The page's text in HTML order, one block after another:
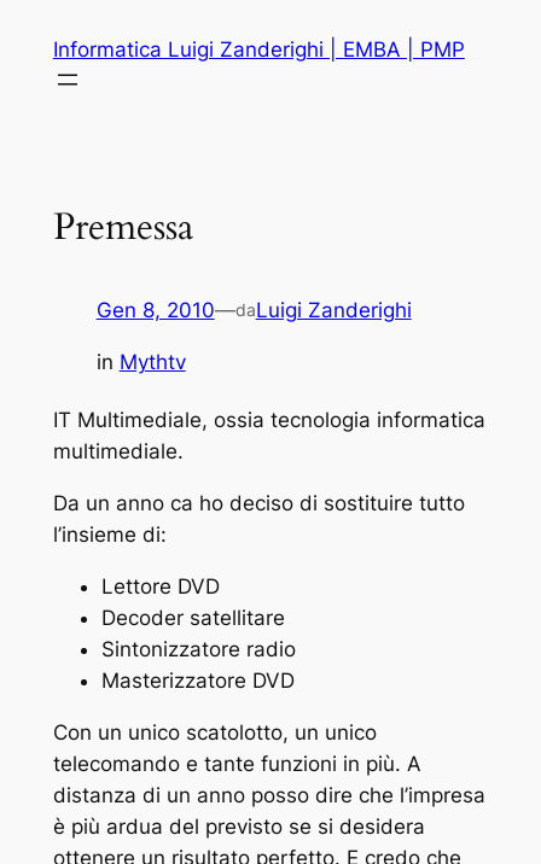
contenuto
Informatica Luigi Zanderighi | EMBA | PMP
Premessa
Gen 8, 2010—daLuigi Zanderighi
in Mythtv
IT Multimediale, ossia tecnologia informatica
multimediale.
Da un anno ca ho deciso di sostituire tutto
l’insieme di:
Lettore DVD
Decoder satellitare
Sintonizzatore radio
Masterizzatore DVD
Con un unico scatolotto, un unico
telecomando e tante funzioni in più. A
distanza di un anno posso dire che l’impresa
è più ardua del previsto se si desidera
ottenere un risultato perfetto. E credo che